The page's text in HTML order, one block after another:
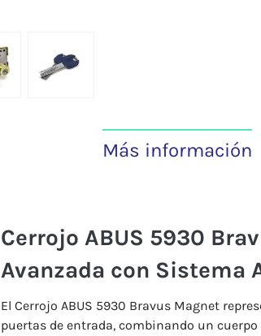
Más información
Cerrojo ABUS 5930
Avanzada con Sistema
El Cerrojo ABUS 5930 Bravus Magnet
puertas de entrada, combinando un cuerpo